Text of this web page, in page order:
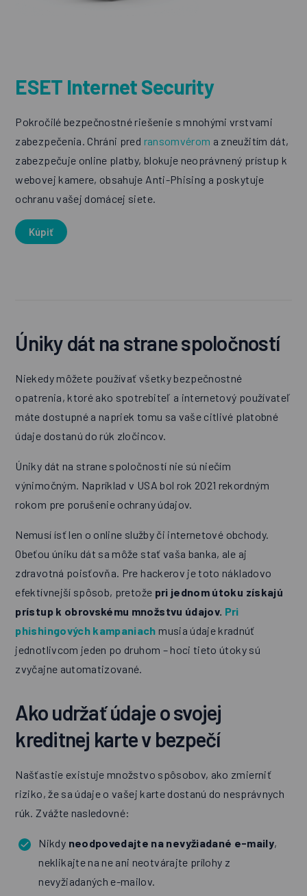
ESET Internet Security
Pokročilé bezpečnostné riešenie s mnohými vrstvami
zabezpečenia. Chráni pred ransomvérom a zneužitím dát,
zabezpečuje online platby, blokuje neoprávnený prístup k
webovej kamere, obsahuje Anti-Phising a poskytuje
ochranu vašej domácej siete.
Kúpiť
Úniky dát na strane spoločností
Niekedy môžete používať všetky bezpečnostné
opatrenia, ktoré ako spotrebiteľ a internetový používateľ
máte dostupné a napriek tomu sa vaše citlivé platobné
údaje dostanú do rúk zločincov.
Úniky dát na strane spoločností nie sú niečím
výnimočným. Napríklad v USA bol rok 2021 rekordným
rokom pre porušenie ochrany údajov.
Nemusí ísť len o online služby či internetové obchody.
Obeťou úniku dát sa môže stať vaša banka, ale aj
zdravotná poisťovňa. Pre hackerov je toto nákladovo
efektívnejší spôsob, pretože pri jednom útoku získajú
prístup k obrovskému množstvu údajov. Pri
phishingových kampaniach musia údaje kradnúť
jednotlivcom jeden po druhom – hoci tieto útoky sú
zvyčajne automatizované.
Ako udržať údaje o svojej
kreditnej karte v bezpečí
Našťastie existuje množstvo spôsobov, ako zmierniť
riziko, že sa údaje o vašej karte dostanú do nesprávnych
rúk. Zvážte nasledovné:
Nikdy neodpovedajte na nevyžiadané e-maily,
neklikajte na ne ani neotvárajte prílohy z
nevyžiadaných e-mailov.